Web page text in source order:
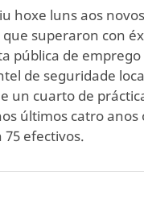
hoxe luns aos
que superaron con
pública de
de seguridade
un cuarto de
últimos catro anos
efectivos.